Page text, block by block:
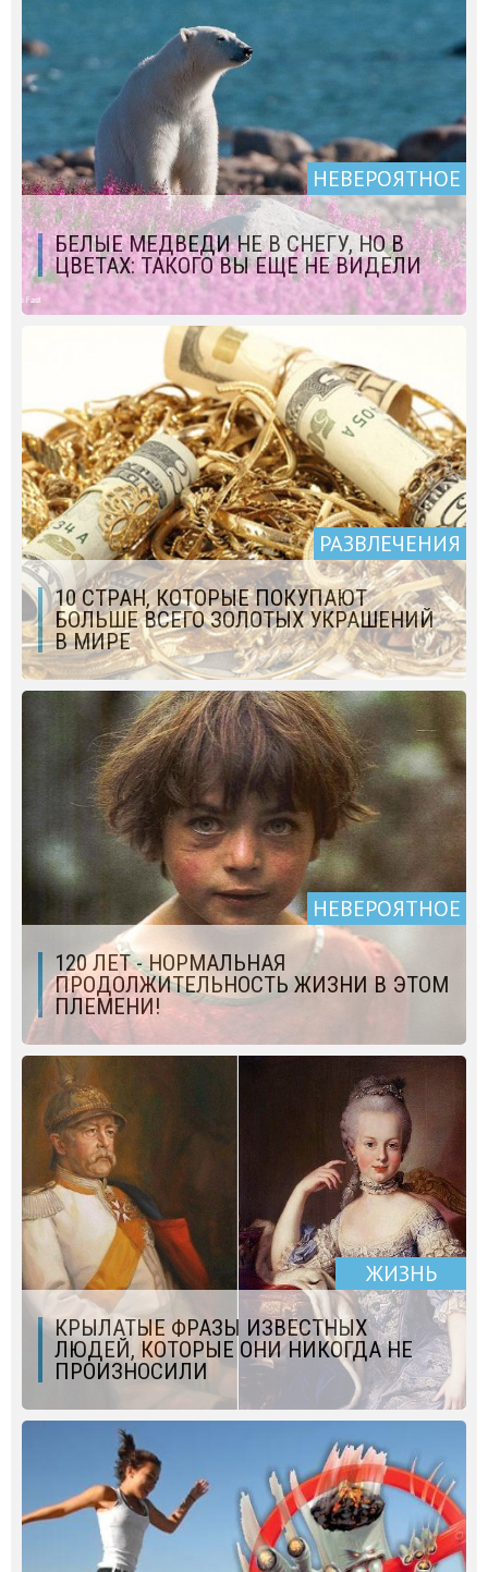
НЕВЕРОЯТНОЕ
БЕЛЫЕ МЕДВЕДИ НЕ В СНЕГУ, НО В
ЦВЕТАХ: ТАКОГО ВЫ ЕЩЕ НЕ ВИДЕЛИ
РАЗВЛЕЧЕНИЯ
10 СТРАН, КОТОРЫЕ ПОКУПАЮТ
БОЛЬШЕ ВСЕГО ЗОЛОТЫХ УКРАШЕНИЙ
В МИРЕ
НЕВЕРОЯТНОЕ
120 ЛЕТ - НОРМАЛЬНАЯ
ПРОДОЛЖИТЕЛЬНОСТЬ ЖИЗНИ В ЭТОМ
ПЛЕМЕНИ!
ЖИЗНЬ
КРЫЛАТЫЕ ФРАЗЫ ИЗВЕСТНЫХ
ЛЮДЕЙ, КОТОРЫЕ ОНИ НИКОГДА НЕ
ПРОИЗНОСИЛИ